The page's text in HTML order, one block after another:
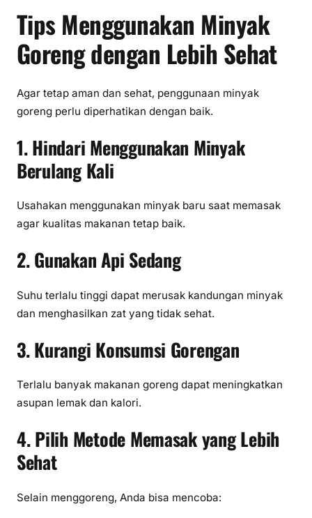
Tips Menggunakan Minyak
Goreng dengan Lebih Sehat
Agar tetap aman dan sehat, penggunaan minyak
goreng perlu diperhatikan dengan baik.
1. Hindari Menggunakan Minyak
Berulang Kali
Usahakan menggunakan minyak baru saat memasak
agar kualitas makanan tetap baik.
2. Gunakan Api Sedang
Suhu terlalu tinggi dapat merusak kandungan minyak
dan menghasilkan zat yang tidak sehat.
3. Kurangi Konsumsi Gorengan
Terlalu banyak makanan goreng dapat meningkatkan
asupan lemak dan kalori.
4. Pilih Metode Memasak yang Lebih
Sehat
Selain menggoreng, Anda bisa mencoba: